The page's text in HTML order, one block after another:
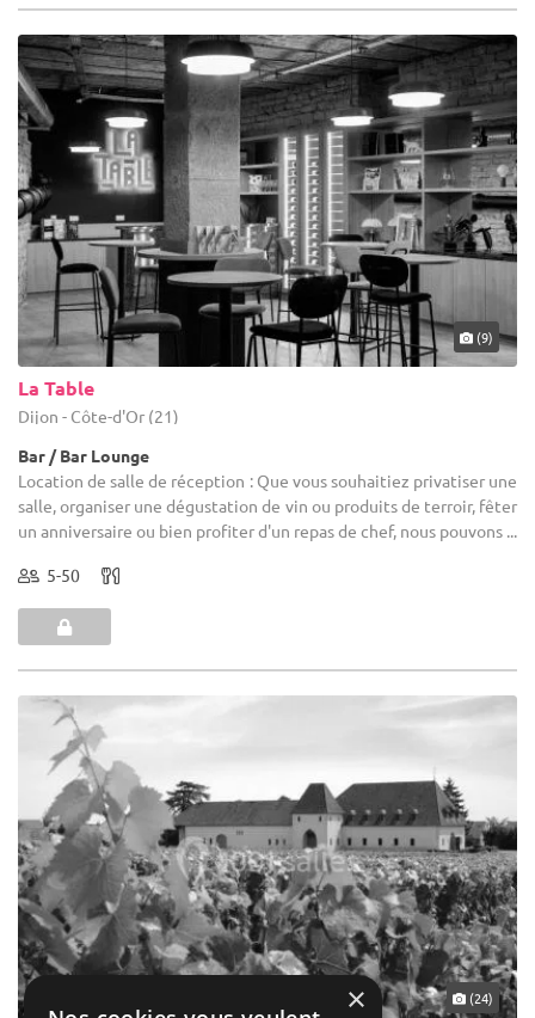
(9)
La Table
Dijon - Côte-d'Or (21)
Bar / Bar Lounge
Location de salle de réception : Que vous souhaitiez privatiser une
salle, organiser une dégustation de vin ou produits de terroir, fêter
un anniversaire ou bien profiter d'un repas de chef, nous pouvons ...
5-50
(24)
×